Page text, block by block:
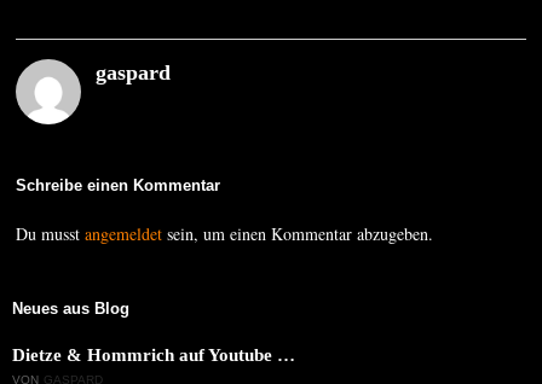
gaspard
Schreibe einen Kommentar
Du musstangemeldet sein, um einen Kommentar abzugeben.
Neues aus Blog
Dietze & Hommrich auf Youtube …
VON GASPARD